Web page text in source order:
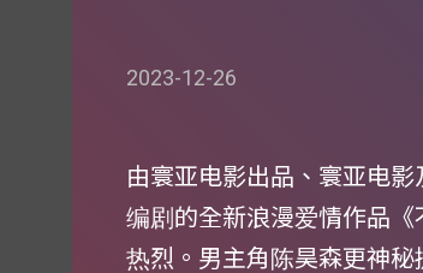
2023-12-26
由寰亚电影出品、寰亚电
编剧的全新浪漫爱情作品
热烈。男主角陈昊森更神